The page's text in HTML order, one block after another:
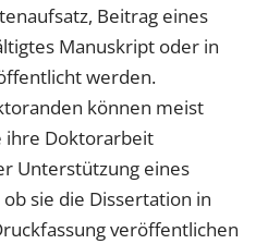
Beitrag eines
Manuskript oder in
werden.
können meist
ihre Doktorarbeit
Unterstützung eines
sie die Dissertation in
veröffentlichen